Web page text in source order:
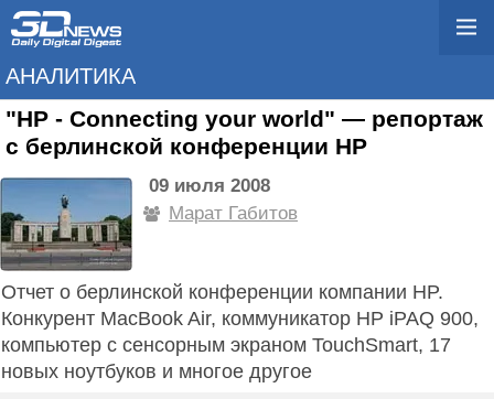
АНАЛИТИКА
"HP - Connecting your world" — репортаж
с берлинской конференции HP
09 июля 2008
Марат Габитов
Отчет о берлинской конференции компании HP.
Конкурент MacBook Air, коммуникатор HP iPAQ 900,
компьютер с сенсорным экраном TouchSmart, 17
новых ноутбуков и многое другое